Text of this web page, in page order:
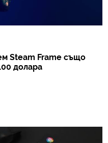
Steam Frame също
долара